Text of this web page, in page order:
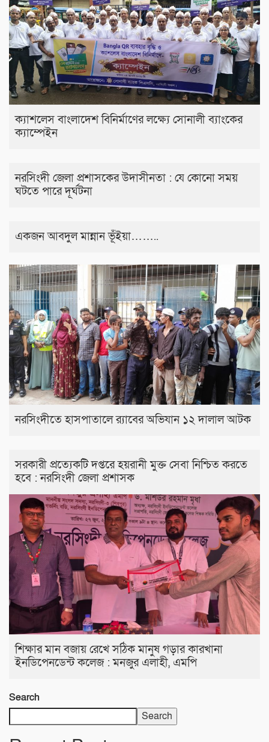
ক্যাশলেস বাংলাদেশ বিনির্মাণের লক্ষ্যে সোনালী ব্যাংকের
ক্যাম্পেইন
নরসিংদী জেলা প্রশাসকের উদাসীনতা : যে কোনো সময়
ঘটতে পারে দূর্ঘটনা
একজন আবদুল মান্নান ভূঁইয়া……..
নরসিংদীতে হাসপাতালে র‍্যাবের অভিযান ১২ দালাল আটক
সরকারী প্রত্যেকটি দপ্তরে হয়রানী মুক্ত সেবা নিশ্চিত করতে
হবে : নরসিংদী জেলা প্রশাসক
শিক্ষার মান বজায় রেখে সঠিক মানুষ গড়ার কারখানা
ইনডিপেনডেন্ট কলেজ : মনজুর এলাহী, এমপি
Search
Search